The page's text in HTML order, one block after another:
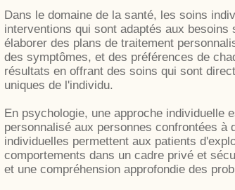
Dans le domaine de la santé, les soins
interventions qui sont adaptés aux
élaborer des plans de traitement
des symptômes, et des préférences de
résultats en offrant des soins qui sont
uniques de l'individu.
En psychologie, une approche individuelle
personnalisé aux personnes confrontées
individuelles permettent aux patients
comportements dans un cadre privé et
et une compréhension approfondie des